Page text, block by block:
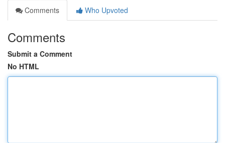
Comments
Who Upvoted
Comments
Submit a Comment
No HTML